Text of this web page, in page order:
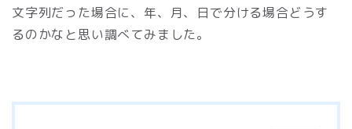
文字列だった場合に、年、月、日で分ける場合どうす
るのかなと思い調べてみました。